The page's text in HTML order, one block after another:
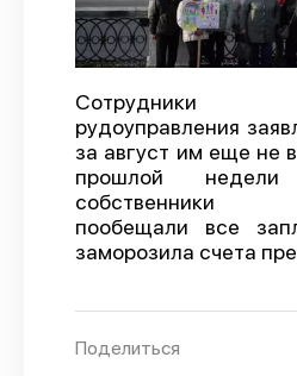
API
О
Политика
Сотрудники
рудоуправления
за август им еще не
прошлой
собственники
пообещали все
заморозила счета
Поделиться